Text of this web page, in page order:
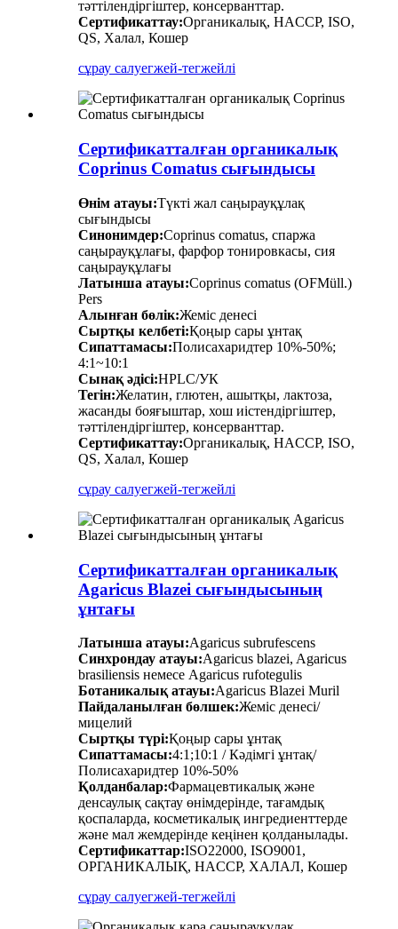
тәттілендіргіштер, консерванттар.
Сертификаттау:Органикалық, HACCP, ISO,
QS, Халал, Кошер
сұрау салуегжей-тегжейлі
Сертификатталған органикалық
Coprinus Comatus сығындысы
Өнім атауы:Түкті жал саңырауқұлақ
сығындысы
Синонимдер:Coprinus comatus, спаржа
саңырауқұлағы, фарфор тонировкасы, сия
саңырауқұлағы
Латынша атауы:Coprinus comatus (OFMüll.)
Pers
Алынған бөлік:Жеміс денесі
Сыртқы келбеті:Қоңыр сары ұнтақ
Сипаттамасы:Полисахаридтер 10%-50%;
4:1~10:1
Сынақ әдісі:HPLC/УК
Тегін:Желатин, глютен, ашытқы, лактоза,
жасанды бояғыштар, хош иістендіргіштер,
тәттілендіргіштер, консерванттар.
Сертификаттау:Органикалық, HACCP, ISO,
QS, Халал, Кошер
сұрау салуегжей-тегжейлі
Сертификатталған органикалық
Agaricus Blazei сығындысының
ұнтағы
Латынша атауы:Agaricus subrufescens
Синхрондау атауы:Agaricus blazei, Agaricus
brasiliensis немесе Agaricus rufotegulis
Ботаникалық атауы:Agaricus Blazei Muril
Пайдаланылған бөлшек:Жеміс денесі/
мицелий
Сыртқы түрі:Қоңыр сары ұнтақ
Сипаттамасы:4:1;10:1 / Кәдімгі ұнтақ/
Полисахаридтер 10%-50%
Қолданбалар:Фармацевтикалық және
денсаулық сақтау өнімдерінде, тағамдық
қоспаларда, косметикалық ингредиенттерде
және мал жемдерінде кеңінен қолданылады.
Сертификаттар:ISO22000, ISO9001,
ОРГАНИКАЛЫҚ, HACCP, ХАЛАЛ, Кошер
сұрау салуегжей-тегжейлі